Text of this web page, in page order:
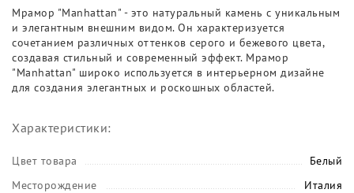
Мрамор "Manhattan" - это натуральный камень с уникальным
и элегантным внешним видом. Он характеризуется
сочетанием различных оттенков серого и бежевого цвета,
создавая стильный и современный эффект. Мрамор
"Manhattan" широко используется в интерьерном дизайне
для создания элегантных и роскошных областей.
Характеристики:
Цвет товара
Белый
Месторождение
Италия